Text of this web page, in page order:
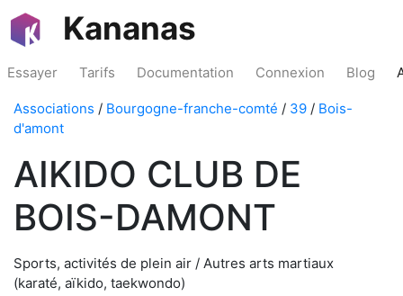
Kananas
Essayer Tarifs Documentation Connexion Blog
Associations / Bourgogne-franche-comté / 39 / Bois-
d'amont
AIKIDO CLUB DE
BOIS-DAMONT
Sports, activités de plein air / Autres arts martiaux
(karaté, aïkido, taekwondo)